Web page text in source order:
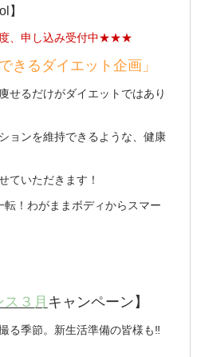
】
、申し込み受付中★★★
るダイエット企画」
せるだけがダイエットではあり
ョンを維持できるような、健康
ていただきます！
！わがままボディからスマー
３月 キャンペーン】
る季節。新生活準備の皆様も‼